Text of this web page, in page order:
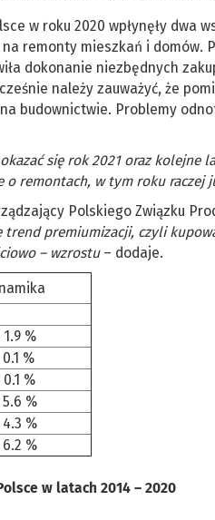
w roku 2020 wpłynęły dwa
remonty mieszkań i domów.
dokonanie niezbędnych
należy zauważyć, że
budownictwie. Problemy
się rok 2021 oraz kolejne
o remontach, w tym roku raczej
Polskiego Związku
trend premiumizacji, czyli
– wzrostu – dodaje.
1.9 %
%
0.1 %
5.6 %
4.3 %
6.2 %
w latach 2014 – 2020